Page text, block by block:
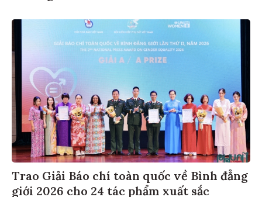
Trao Giải Báo chí toàn quốc về Bình đẳng
giới 2026 cho 24 tác phẩm xuất sắc